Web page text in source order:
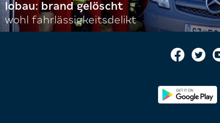
lobau: brand gelöscht
wohl fahrlässigkeitsdelikt